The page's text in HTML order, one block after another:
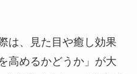
は、見た目や癒し効果
高めるかどうか」が大